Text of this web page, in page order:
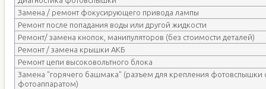
Замена / ремонт фокусирующего привода лампы
Ремонт после попадания воды или другой жидкости
Ремонт/ замена кнопок, манипуляторов (без стоимости деталей)
Ремонт / замена крышки АКБ
Ремонт цепи высоковольтного блока
Замена "горячего башмака" (разъем для крепления фотовспышки
фотоаппаратом)